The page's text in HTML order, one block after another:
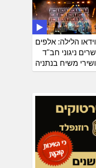
וידאו הלילה: אלפים
שרים ניגוני חב"ד
ושירי משיח בנתניה